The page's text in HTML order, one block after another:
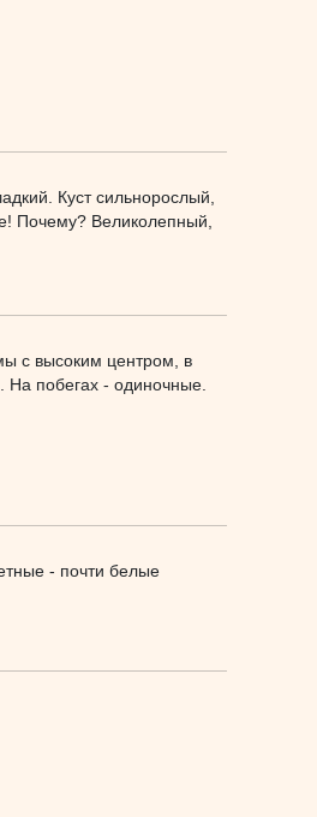
Куст сильнорослый,
Почему? Великолепный,
с высоким центром, в
На побегах - одиночные.
- почти белые